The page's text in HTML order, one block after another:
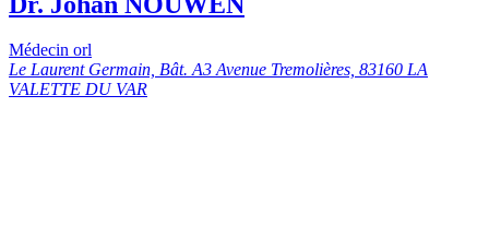
Médecin orl
Le Laurent Germain, Bât. A3 Avenue Tremolières, 83160 LA
VALETTE DU VAR